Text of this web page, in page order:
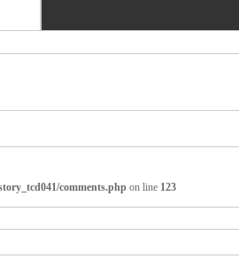
comments.php on line 123